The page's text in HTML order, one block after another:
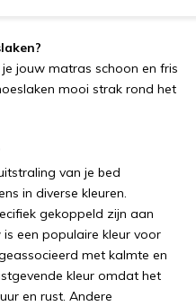
je jouw matras schoon en fris
mooi strak rond het
van je bed
in diverse kleuren.
gekoppeld zijn aan
een populaire kleur voor
met kalmte en
kleur omdat het
en rust. Andere